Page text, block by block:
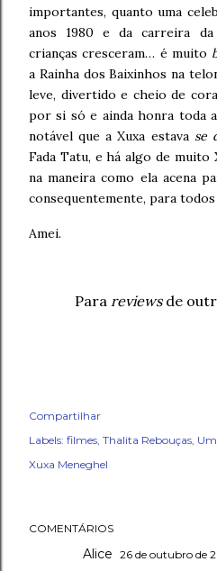
importantes, quanto uma
anos 1980 e da carreira da
crianças cresceram… é muito
a Rainha dos Baixinhos na
leve, divertido e cheio de
por si só e ainda honra toda
notável que a Xuxa estava se
Fada Tatu, e há algo de muito
na maneira como ela acena
consequentemente, para
Amei.
Para reviewsde
Compartilhar
Labels: filmes Thalita Rebouças
Xuxa Meneghel
COMENTÁRIOS
Alice 26 de outubro de